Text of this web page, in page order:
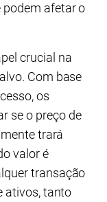
podem afetar o
crucial na
Com base
os
se o preço de
trará
valor é
transação
ativos, tanto